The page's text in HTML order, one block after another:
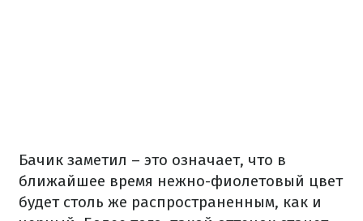
Бачик заметил – это означает, что в
ближайшее время нежно-фиолетовый цвет
будет столь же распространенным, как и